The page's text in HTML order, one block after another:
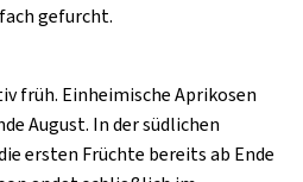
gefurcht.
früh. Einheimische Aprikosen
August. In der südlichen
ersten Früchte bereits ab Ende